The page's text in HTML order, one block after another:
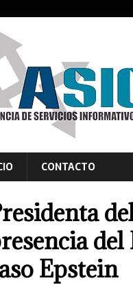
CONTACTO
del
Epstein